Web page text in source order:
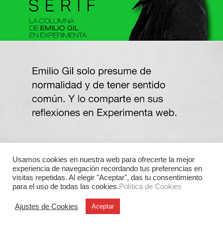
Usamos cookies en nuestra web para ofrecerte la mejor
experiencia de navegación recordando tus preferencias en
visitas repetidas. Al elegir "Aceptar", das tu consentimiento
para el uso de todas las cookies.Política de Cookies
Ajustes de Cookies Aceptar